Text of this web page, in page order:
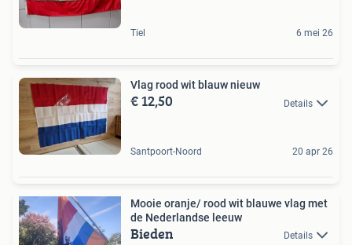
Tiel 6 mei 26
Vlag rood wit blauw nieuw
€ 12,50 Details
Santpoort-Noord 20 apr 26
Mooie oranje/ rood wit blauwe vlag met
de Nederlandse leeuw
Bieden Details